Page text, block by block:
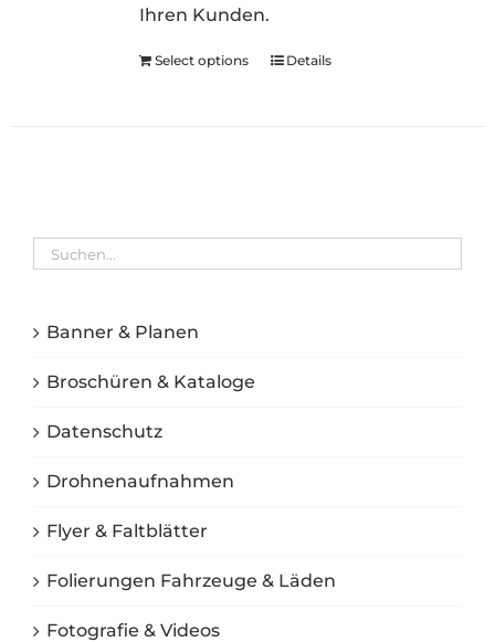
Ihren Kunden.
Select options Details
Banner & Planen
Broschüren & Kataloge
Datenschutz
Drohnenaufnahmen
Flyer & Faltblätter
Folierungen Fahrzeuge & Läden
Fotografie & Videos